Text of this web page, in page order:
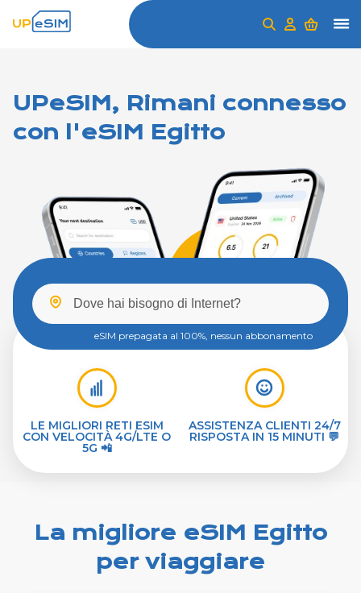
UPeSIM, Rimani connesso
con l'eSIM Egitto
eSIM prepagata al 100%, nessun abbonamento
LE MIGLIORI RETI ESIM
CON VELOCITÀ 4G/LTE O
5G 📲
ASSISTENZA CLIENTI 24/7
RISPOSTA IN 15 MINUTI 💬
La migliore eSIM Egitto
per viaggiare